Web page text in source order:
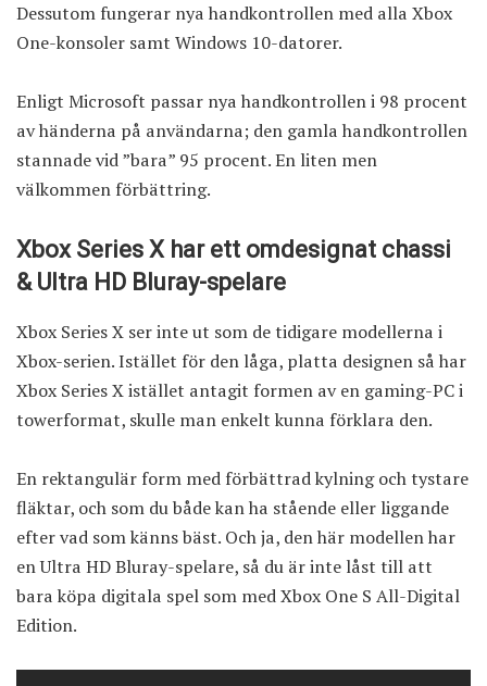
Dessutom fungerar nya handkontrollen med alla Xbox
One-konsoler samt Windows 10-datorer.
Enligt Microsoft passar nya handkontrollen i 98 procent
av händerna på användarna; den gamla handkontrollen
stannade vid ”bara” 95 procent. En liten men
välkommen förbättring.
Xbox Series X har ett omdesignat chassi
& Ultra HD Bluray-spelare
Xbox Series X ser inte ut som de tidigare modellerna i
Xbox-serien. Istället för den låga, platta designen så har
Xbox Series X istället antagit formen av en gaming-PC i
towerformat, skulle man enkelt kunna förklara den.
En rektangulär form med förbättrad kylning och tystare
fläktar, och som du både kan ha stående eller liggande
efter vad som känns bäst. Och ja, den här modellen har
en Ultra HD Bluray-spelare, så du är inte låst till att
bara köpa digitala spel som med Xbox One S All-Digital
Edition.